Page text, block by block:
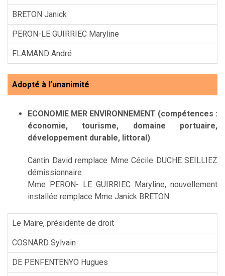
BRETON Janick
PERON-LE GUIRRIEC Maryline
FLAMAND André
Adopté à l’unanimité
ECONOMIE MER ENVIRONNEMENT (compétences :
économie, tourisme, domaine portuaire,
développement durable, littoral)
Cantin David remplace Mme Cécile DUCHE SEILLIEZ
démissionnaire
Mme PERON- LE GUIRRIEC Maryline, nouvellement
installée remplace Mme Janick BRETON
Le Maire, présidente de droit
COSNARD Sylvain
DE PENFENTENYO Hugues